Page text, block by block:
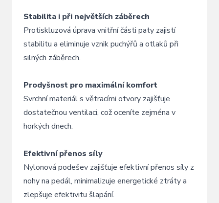
Stabilita i při největších záběrech
Protiskluzová úprava vnitřní části paty zajistí
stabilitu a eliminuje vznik puchýřů a otlaků při
silných záběrech.
Prodyšnost pro maximální komfort
Svrchní materiál s větracími otvory zajišťuje
dostatečnou ventilaci, což oceníte zejména v
horkých dnech.
Efektivní přenos síly
Nylonová podešev zajišťuje efektivní přenos síly z
nohy na pedál, minimalizuje energetické ztráty a
zlepšuje efektivitu šlapání.